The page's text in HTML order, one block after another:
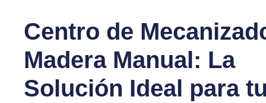
Centro de
Madera Manual: La
Solución Ideal para tu